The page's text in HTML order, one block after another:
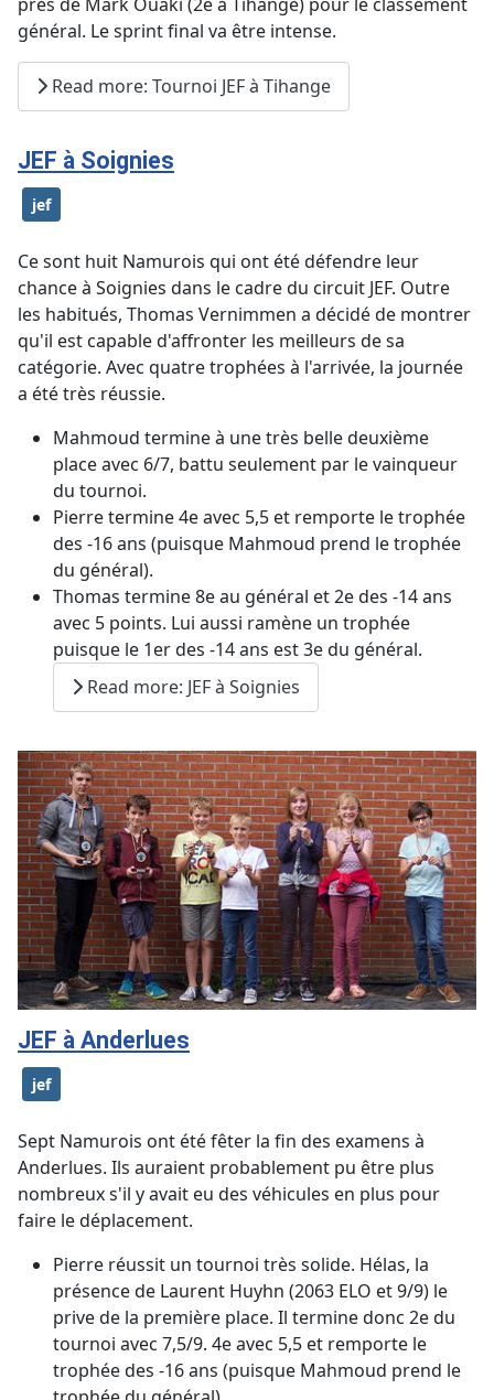
général. Le sprint final va être intense.
Read more: Tournoi JEF à Tihange
JEF à Soignies
jef
Ce sont huit Namurois qui ont été défendre leur
chance à Soignies dans le cadre du circuit JEF. Outre
les habitués, Thomas Vernimmen a décidé de montrer
qu'il est capable d'affronter les meilleurs de sa
catégorie. Avec quatre trophées à l'arrivée, la journée
a été très réussie.
Mahmoud termine à une très belle deuxième
place avec 6/7, battu seulement par le vainqueur
du tournoi.
Pierre termine 4e avec 5,5 et remporte le trophée
des -16 ans (puisque Mahmoud prend le trophée
du général).
Thomas termine 8e au général et 2e des -14 ans
avec 5 points. Lui aussi ramène un trophée
puisque le 1er des -14 ans est 3e du général.
Read more: JEF à Soignies
JEF à Anderlues
jef
Sept Namurois ont été fêter la fin des examens à
Anderlues. Ils auraient probablement pu être plus
nombreux s'il y avait eu des véhicules en plus pour
faire le déplacement.
Pierre réussit un tournoi très solide. Hélas, la
présence de Laurent Huyhn (2063 ELO et 9/9) le
prive de la première place. Il termine donc 2e du
tournoi avec 7,5/9. 4e avec 5,5 et remporte le
trophée des -16 ans (puisque Mahmoud prend le